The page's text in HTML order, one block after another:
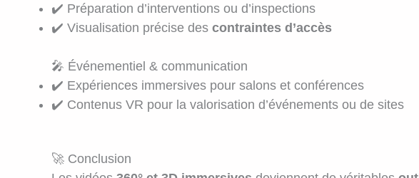
✔️ Préparation d’interventions ou d’inspections
✔️ Visualisation précise des contraintes d’accès
🎤 Événementiel & communication
✔️ Expériences immersives pour salons et conférences
✔️ Contenus VR pour la valorisation d’événements ou de sites
🚀 Conclusion